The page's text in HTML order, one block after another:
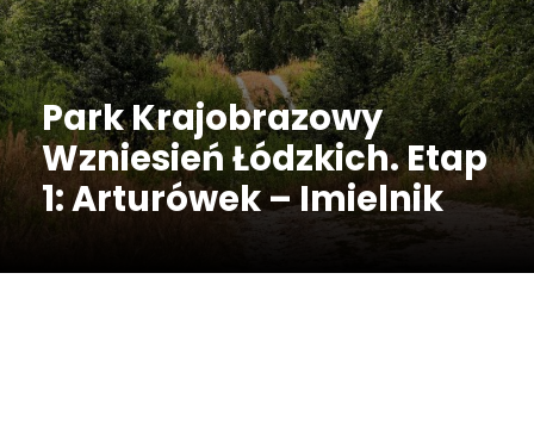
Park Krajobrazowy
Wzniesień Łódzkich. Etap
1: Arturówek – Imielnik